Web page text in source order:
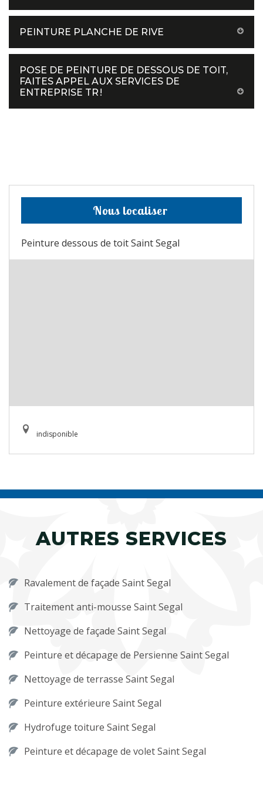
PEINTURE PLANCHE DE RIVE
POSE DE PEINTURE DE DESSOUS DE TOIT,
FAITES APPEL AUX SERVICES DE
ENTREPRISE TR !
Nous localiser
Peinture dessous de toit Saint Segal
indisponible
AUTRES SERVICES
Ravalement de façade Saint Segal
Traitement anti-mousse Saint Segal
Nettoyage de façade Saint Segal
Peinture et décapage de Persienne Saint Segal
Nettoyage de terrasse Saint Segal
Peinture extérieure Saint Segal
Hydrofuge toiture Saint Segal
Peinture et décapage de volet Saint Segal